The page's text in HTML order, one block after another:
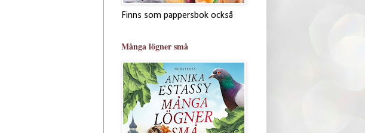
Finns som pappersbok också
Många lögner små